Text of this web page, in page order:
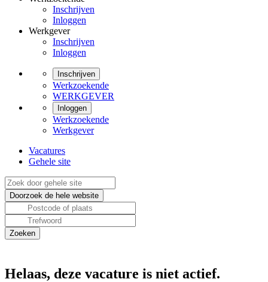
Inschrijven
Inloggen
Werkgever
Inschrijven
Inloggen
Inschrijven
Werkzoekende
WERKGEVER
Inloggen
Werkzoekende
Werkgever
Vacatures
Gehele site
Helaas, deze vacature is niet actief.